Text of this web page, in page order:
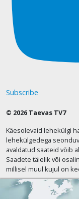
Subscribe
© 2026 Taevas TV7
Käesolevaid lehekülgi
lehekülgedega
avaldatud saateid võib
Saadete täielik või
millisel muul kujul on